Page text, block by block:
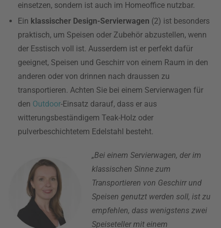
einsetzen, sondern ist auch im Homeoffice nutzbar.
Ein klassischer Design-Servierwagen (2) ist besonders
praktisch, um Speisen oder Zubehör abzustellen, wenn
der Esstisch voll ist. Ausserdem ist er perfekt dafür
geeignet, Speisen und Geschirr von einem Raum in den
anderen oder von drinnen nach draussen zu
transportieren. Achten Sie bei einem Servierwagen für
den Outdoor-Einsatz darauf, dass er aus
witterungsbeständigem Teak-Holz oder
pulverbeschichtetem Edelstahl besteht.
„Bei einem Servierwagen, der im
klassischen Sinne zum
Transportieren von Geschirr und
Speisen genutzt werden soll, ist zu
empfehlen, dass wenigstens zwei
Speiseteller mit einem